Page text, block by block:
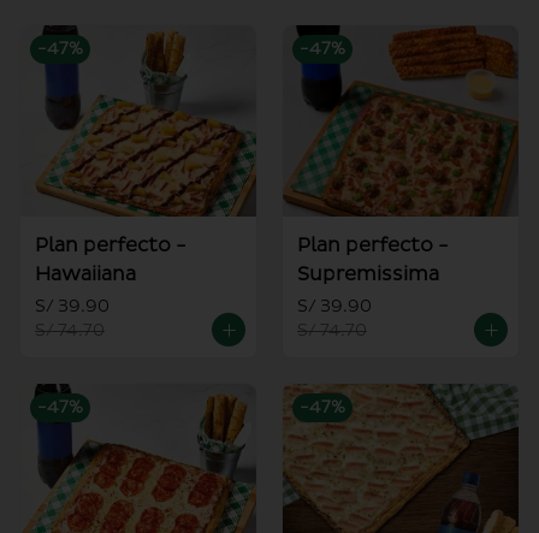
-47%
Plan perfecto -
Hawaiiana
S/ 39.90
S/ 74.70
-47%
Plan perfecto -
Supremissima
S/ 39.90
S/ 74.70
-47% -47%